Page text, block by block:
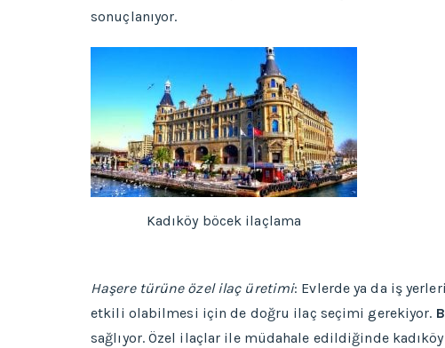
sonuçlanıyor.
Kadıköy böcek ilaçlama
Haşere türüne özel ilaç üretimi: Evlerde ya da iş
etkili olabilmesi için de doğru ilaç seçimi gerekiyor.
sağlıyor. Özel ilaçlar ile müdahale edildiğinde